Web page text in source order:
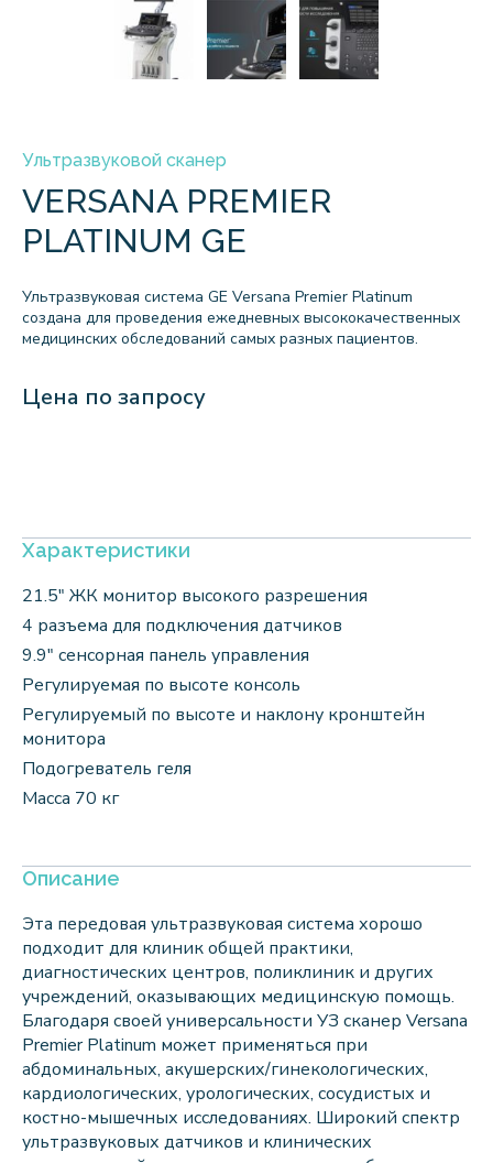
Ультразвуковой сканер
VERSANA PREMIER
PLATINUM GE
Ультразвуковая система GE Versana Premier Platinum
создана для проведения ежедневных высококачественных
медицинских обследований самых разных пациентов.
Цена по запросу
Характеристики
21.5" ЖК монитор высокого разрешения
4 разъема для подключения датчиков
9.9" сенсорная панель управления
Регулируемая по высоте консоль
Регулируемый по высоте и наклону кронштейн
монитора
Подогреватель геля
Масса 70 кг
Описание
Эта передовая ультразвуковая система хорошо
подходит для клиник общей практики,
диагностических центров, поликлиник и других
учреждений, оказывающих медицинскую помощь.
Благодаря своей универсальности УЗ сканер Versana
Premier Platinum может применяться при
абдоминальных, акушерских/гинекологических,
кардиологических, урологических, сосудистых и
костно-мышечных исследованиях. Широкий спектр
ультразвуковых датчиков и клинических